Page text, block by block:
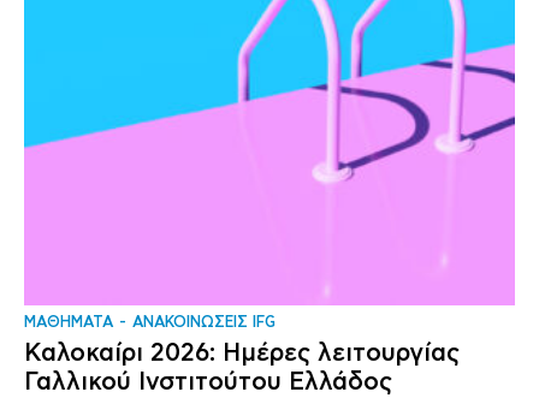
ΜΑΘΗΜΑΤΑ ΑΝΑΚΟΙΝΩΣΕΙΣ IFG
Καλοκαίρι 2026: Ημέρες λειτουργίας
Γαλλικού Ινστιτούτου Ελλάδος